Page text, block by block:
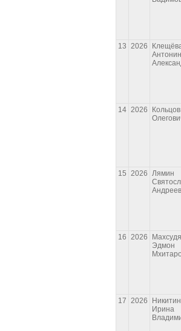
13 2026
14 2026
15 2026 Лямин
16 2026
Эдмон
17 2026
Ирина